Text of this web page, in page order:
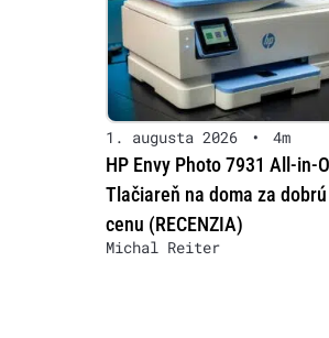
1. augusta 2026 • 4m
HP Envy Photo 7931 All-in-
Tlačiareň na doma za dobrú
cenu (RECENZIA)
Michal Reiter